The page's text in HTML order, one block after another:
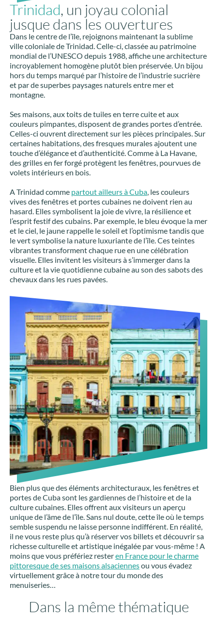
Trinidad, un joyau colonial
jusque dans les ouvertures
Dans le centre de l’île, rejoignons maintenant la sublime
ville coloniale de Trinidad. Celle-ci, classée au patrimoine
mondial de l’UNESCO depuis 1988, affiche une architecture
incroyablement homogène plutôt bien préservée. Un bijou
hors du temps marqué par l’histoire de l’industrie sucrière
et par de superbes paysages naturels entre mer et
montagne.
Ses maisons, aux toits de tuiles en terre cuite et aux
couleurs pimpantes, disposent de grandes portes d’entrée.
Celles-ci ouvrent directement sur les pièces principales. Sur
certaines habitations, des fresques murales ajoutent une
touche d’élégance et d’authenticité. Comme à La Havane,
des grilles en fer forgé protègent les fenêtres, pourvues de
volets intérieurs en bois.
A Trinidad comme partout ailleurs à Cuba, les couleurs
vives des fenêtres et portes cubaines ne doivent rien au
hasard. Elles symbolisent la joie de vivre, la résilience et
l’esprit festif des cubains. Par exemple, le bleu évoque la mer
et le ciel, le jaune rappelle le soleil et l’optimisme tandis que
le vert symbolise la nature luxuriante de l’île. Ces teintes
vibrantes transforment chaque rue en une célébration
visuelle. Elles invitent les visiteurs à s’immerger dans la
culture et la vie quotidienne cubaine au son des sabots des
chevaux dans les rues pavées.
Bien plus que des éléments architecturaux, les fenêtres et
portes de Cuba sont les gardiennes de l’histoire et de la
culture cubaines. Elles offrent aux visiteurs un aperçu
unique de l’âme de l’île. Sans nul doute, cette île où le temps
semble suspendu ne laisse personne indifférent. En réalité,
il ne vous reste plus qu’à réserver vos billets et découvrir sa
richesse culturelle et artistique inégalée par vous-même ! A
moins que vous préfériez resteren France pour le charme
pittoresque de ses maisons alsaciennesou vous évadez
virtuellement grâce à notre tour du monde des
menuiseries…
Dans la même thématique